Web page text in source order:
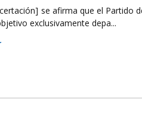
se afirma que el Partido
exclusivamente depa...